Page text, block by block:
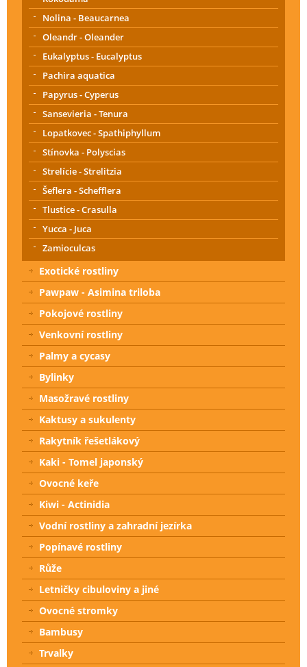
Nolina - Beaucarnea
Oleandr - Oleander
Eukalyptus - Eucalyptus
Pachira aquatica
Papyrus - Cyperus
Sansevieria - Tenura
Lopatkovec - Spathiphyllum
Stínovka - Polyscias
Strelície - Strelitzia
Šeflera - Schefflera
Tlustice - Crasulla
Yucca - Juca
Zamioculcas
Exotické rostliny
Pawpaw - Asimina triloba
Pokojové rostliny
Venkovní rostliny
Palmy a cycasy
Bylinky
Masožravé rostliny
Kaktusy a sukulenty
Rakytník řešetlákový
Kaki - Tomel japonský
Ovocné keře
Kiwi - Actinidia
Vodní rostliny a zahradní jezírka
Popínavé rostliny
Růže
Letničky cibuloviny a jiné
Ovocné stromky
Bambusy
Trvalky